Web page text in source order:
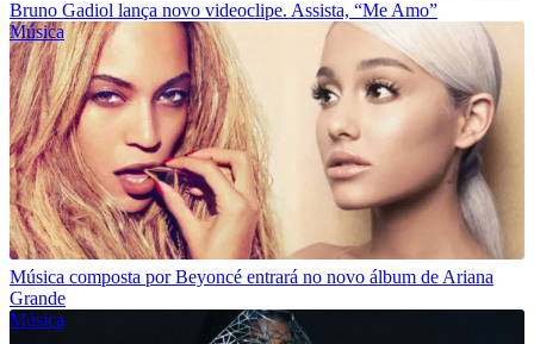
Bruno Gadiol lança novo videoclipe. Assista, “Me Amo”
Música
Música composta por Beyoncé entrará no novo álbum de Ariana
Grande
Música